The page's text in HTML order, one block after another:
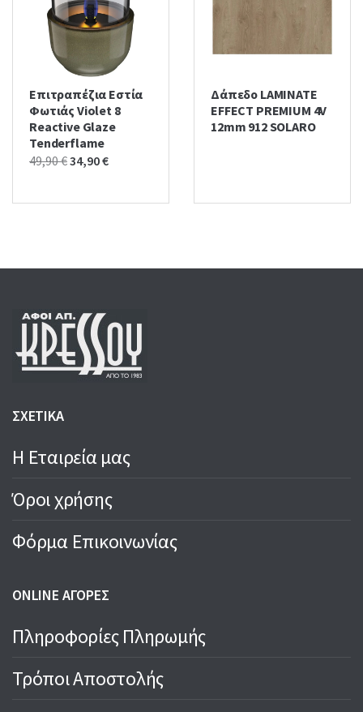
Επιτραπέζια Εστία
Φωτιάς Violet 8
Reactive Glaze
Tenderflame
49,90€Original
was:
34,90€Current
is:
Δάπεδο LAMINATE
EFFECT PREMIUM 4V
12mm 912 SOLARO
ΣΧΕΤΙΚΑ
Η Εταιρεία μας
Όροι χρήσης
Φόρμα Επικοινωνίας
ONLINE ΑΓΟΡΕΣ
Πληροφορίες Πληρωμής
Τρόποι Αποστολής